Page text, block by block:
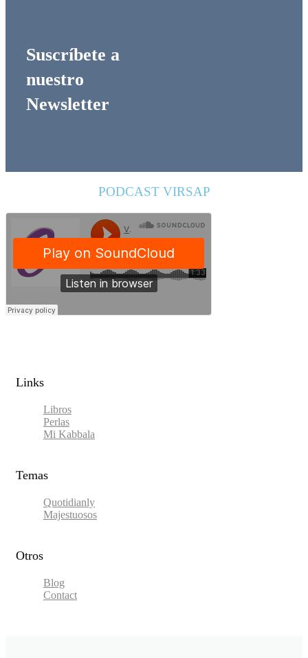
Suscríbete a
nuestro
Newsletter
PODCAST VIRSAP
Links​
Libros
Perlas
Mi Kabbala
Temas
Quotidianly
Majestuosos
Otros
Blog
Contact